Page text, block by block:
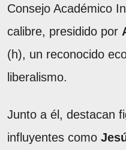
Consejo Académico
calibre, presidido por
(h), un reconocido
liberalismo.
Junto a él, destacan
influyentes como